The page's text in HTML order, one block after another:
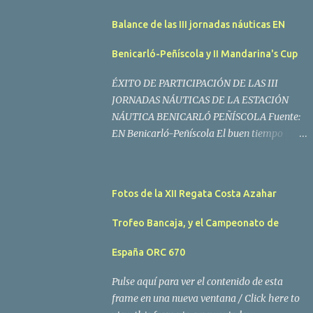
Balance de las III jornadas náuticas EN
Benicarló-Peñíscola y II Mandarina's Cup
ÉXITO DE PARTICIPACIÓN DE LAS III
JORNADAS NÁUTICAS DE LA ESTACIÓN
NÁUTICA BENICARLÓ PEÑÍSCOLA Fuente:
EN Benicarló-Peñíscola El buen tiempo
de la II Regata Mandarina's Cup que tuvo
lugar este fin de semana en aguas de
jornadas de navegación, la embarcación
Villes fue la merecida vencedora de la
prueba, en la que tomaron parte un total de
Fotos de la XII Regata Costa Azahar
Trofeo Bancaja, y el Campeonato de
España ORC 670
Pulse aquí para ver el contenido de esta
frame en una nueva ventana / Click here to